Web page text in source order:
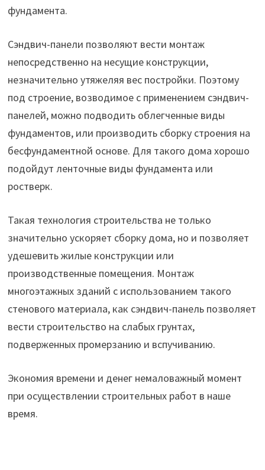
фундамента.
Сэндвич-панели позволяют вести монтаж
непосредственно на несущие конструкции,
незначительно утяжеляя вес постройки. Поэтому
под строение, возводимое с применением сэндвич-
панелей, можно подводить облегченные виды
фундаментов, или производить сборку строения на
бесфундаментной основе. Для такого дома хорошо
подойдут ленточные виды фундамента или
ростверк.
Такая технология строительства не только
значительно ускоряет сборку дома, но и позволяет
удешевить жилые конструкции или
производственные помещения. Монтаж
многоэтажных зданий с использованием такого
стенового материала, как сэндвич-панель позволяет
вести строительство на слабых грунтах,
подверженных промерзанию и вспучиванию.
Экономия времени и денег немаловажный момент
при осуществлении строительных работ в наше
время.